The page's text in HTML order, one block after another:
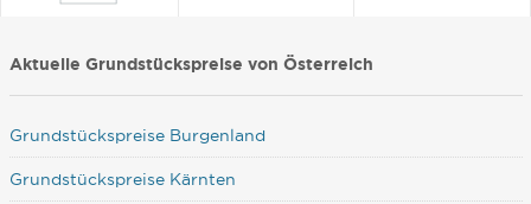
Aktuelle Grundstückspreise von Österreich
Grundstückspreise Burgenland
Grundstückspreise Kärnten